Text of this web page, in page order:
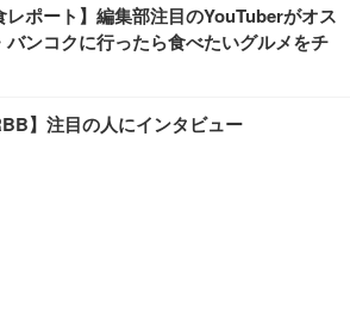
レポート】編集部注目のYouTuberがオス
バンコクに行ったら食べたいグルメをチ
】注目の人にインタビュー